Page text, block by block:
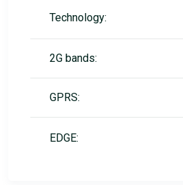
Technology:
2G bands:
GPRS:
EDGE: